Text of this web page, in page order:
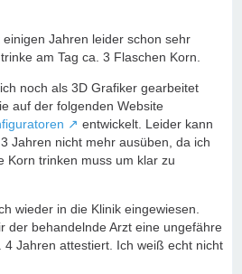
Jahren leider schon sehr
am Tag ca. 3 Flaschen Korn.
noch als 3D Grafiker gearbeitet
auf der folgenden Website
entwickelt. Leider kann
Jahren nicht mehr ausüben, da ich
Korn trinken muss um klar zu
wieder in die Klinik eingewiesen.
der behandelnde Arzt eine ungefähre
4 Jahren attestiert. Ich weiß echt nicht